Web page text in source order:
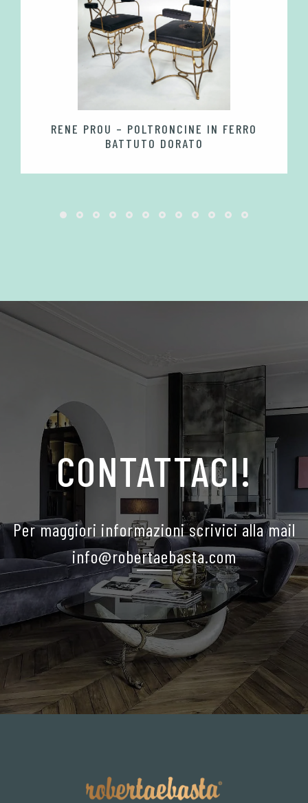
RENE PROU – POLTRONCINE IN FERRO
BATTUTO DORATO
CONTATTACI!
Per maggiori informazioni scrivici alla mail
info@robertaebasta.com